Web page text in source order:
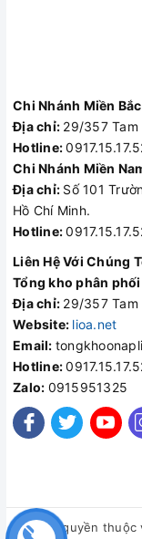
Chi Nhánh Miền Bắc
Địa chỉ: 29/357 Tam
Hotline:
Chi Nhánh Miền
Địa chỉ: Số 101
Hồ Chí Minh.
Hotline:
Liên Hệ Với Chúng
Tổng kho phân
Địa chỉ: 29/357 Tam
Website: lioa.net
Email:
Hotline:
Zalo: 0915951325
© Bản quyền thuộc